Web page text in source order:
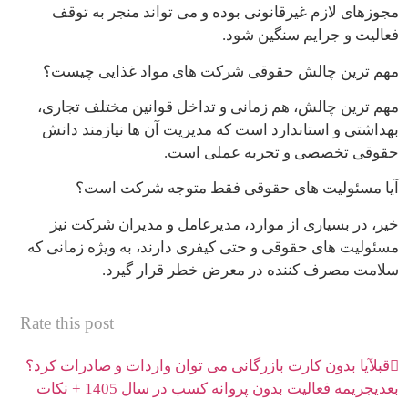
مجوزهای لازم غیرقانونی بوده و می تواند منجر به توقف
فعالیت و جرایم سنگین شود.
مهم ترین چالش حقوقی شرکت های مواد غذایی چیست؟
مهم ترین چالش، هم زمانی و تداخل قوانین مختلف تجاری،
بهداشتی و استاندارد است که مدیریت آن ها نیازمند دانش
حقوقی تخصصی و تجربه عملی است.
آیا مسئولیت های حقوقی فقط متوجه شرکت است؟
خیر، در بسیاری از موارد، مدیرعامل و مدیران شرکت نیز
مسئولیت های حقوقی و حتی کیفری دارند، به ویژه زمانی که
سلامت مصرف کننده در معرض خطر قرار گیرد.
Rate this post
قبلآیا بدون کارت بازرگانی می توان واردات و صادرات کرد؟
بعدی
جریمه فعالیت بدون پروانه کسب در سال 1405 + نکات